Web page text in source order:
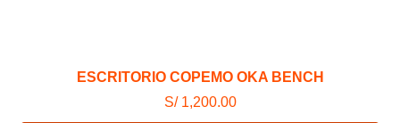
ESCRITORIO COPEMO OKA BENCH
S/ 1,200.00